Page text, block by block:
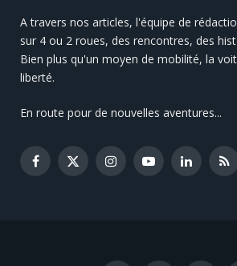
A travers nos articles, l'équipe de
sur 4 ou 2 roues, des rencontres, des
Bien plus qu'un moyen de mobilité, la
liberté.
En route pour de nouvelles aventures...
Facebook
X
InstagramYouTubeLinkedIn